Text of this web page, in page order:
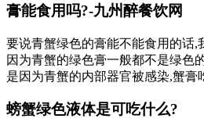
膏能食用吗?-九州醉餐饮网
要说青蟹绿色的膏能不能食用的话,
因为青蟹的绿色膏一般都不是绿色
是因为青蟹的内部器官被感染,蟹膏
螃蟹绿色液体是可吃什么?